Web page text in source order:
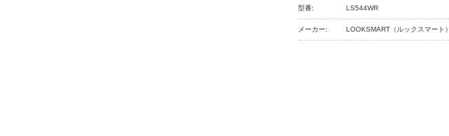
型番: LS544WR
メーカー: LOOKSMART（ルックスマート）